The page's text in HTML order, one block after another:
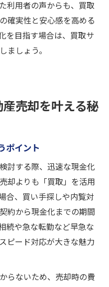
利用者の声からも、買取
確実性と安心感を高める
を目指す場合は、買取サ
ましょう。
売却を叶える秘
ポイント
討する際、迅速な現金化
却よりも「買取」を活用
合、買い手探しや内覧対
約から現金化までの期間
続や急な転勤など早急な
ピード対応が大きな魅力
らないため、売却時の費